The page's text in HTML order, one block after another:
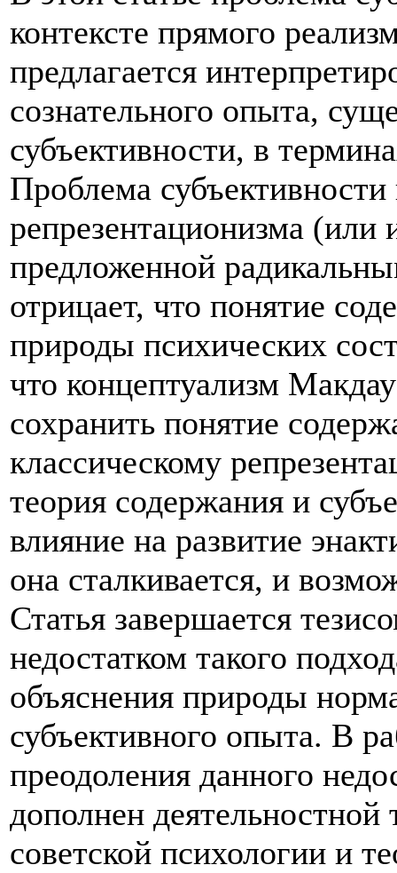
контексте прямого
предлагается
сознательного опыта,
субъективности, в
Проблема субъективности
репрезентационизма (или
предложенной
отрицает, что понятие
природы психических
что концептуализм
сохранить понятие
классическому
теория содержания и
влияние на развитие
она сталкивается, и
Статья завершается
недостатком такого
объяснения природы
субъективного опыта. В
преодоления данного
дополнен деятельностной
советской психологии и